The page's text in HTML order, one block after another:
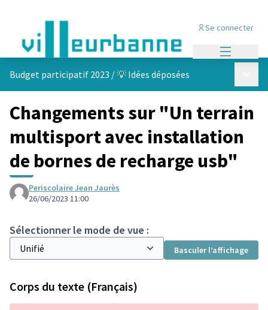
Se connecter
Budget participatif 2023 /💡 Idées déposées
Changements sur "Un terrain
multisport avec installation
de bornes de recharge usb"
Periscolaire Jean Jaurès
26/06/2023 11:00
Sélectionner le mode de vue :
Basculer l’affichage
Corps du texte (Français)